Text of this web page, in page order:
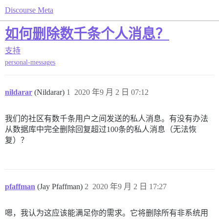
Discourse Meta
如何删除数千条个人消息？
支持
personal-messages
nildarar (Nildarar) 2020 年9 月 2 日 07:12
1
我们的社区有数千条用户之间发送的私人消息。有没有办法
从数据库中完全删除回复超过100条的私人消息（无法恢
复）？
pfaffman (Jay Pfaffman) 2020 年9 月 2 日 17:27
2
嗯，我认为这应该能满足你的需求。它将删除所有非系统用